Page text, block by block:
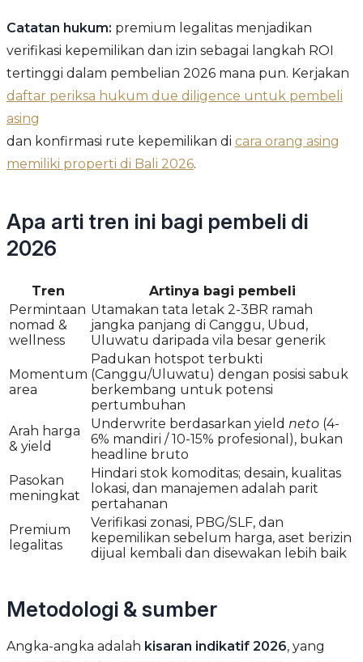
Catatan hukum: premium legalitas menjadikan
verifikasi kepemilikan dan izin sebagai langkah ROI
tertinggi dalam pembelian 2026 mana pun. Kerjakan
daftar periksa hukum due diligence untuk pembeli
asing
dan konfirmasi rute kepemilikan di cara orang asing
memiliki properti di Bali 2026.
Apa arti tren ini bagi pembeli di
2026
Tren
Artinya bagi pembeli
Permintaan
nomad &
wellness
Utamakan tata letak 2-3BR ramah
jangka panjang di Canggu, Ubud,
Uluwatu daripada vila besar generik
Momentum
area
Padukan hotspot terbukti
(Canggu/Uluwatu) dengan posisi sabuk
berkembang untuk potensi
pertumbuhan
Arah harga
& yield
Underwrite berdasarkan yield neto (4-
6% mandiri / 10-15% profesional), bukan
headline bruto
Pasokan
meningkat
Hindari stok komoditas; desain, kualitas
lokasi, dan manajemen adalah parit
pertahanan
Premium
legalitas
Verifikasi zonasi, PBG/SLF, dan
kepemilikan sebelum harga, aset berizin
dijual kembali dan disewakan lebih baik
Metodologi & sumber
Angka-angka adalah kisaran indikatif 2026, yang